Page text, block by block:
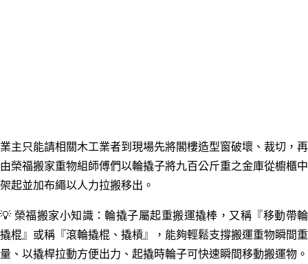
業主只能請相關木工業者到現場先將閣樓造型窗破壞、裁切，再
由榮福搬家重物組師傅們以輪撬子將九百公斤重之金庫從櫥櫃中
架起並加布繩以人力拉搬移出。
💡 榮福搬家小知識：輪撬子屬起重搬運撬棒，又稱『移動帶輪
撬棍』或稱『滾輪撬棍、撬槓』，能夠輕鬆支撐搬運重物瞬間重
量、以撬桿拉動方便出力、起撬時輪子可快速瞬間移動搬運物。